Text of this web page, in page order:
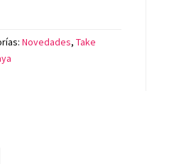
Novedades, Take